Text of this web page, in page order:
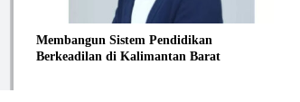
Membangun Sistem Pendidikan
Berkeadilan di Kalimantan Barat